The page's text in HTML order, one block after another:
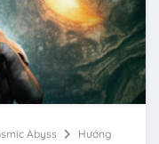
Abyss
Hướng